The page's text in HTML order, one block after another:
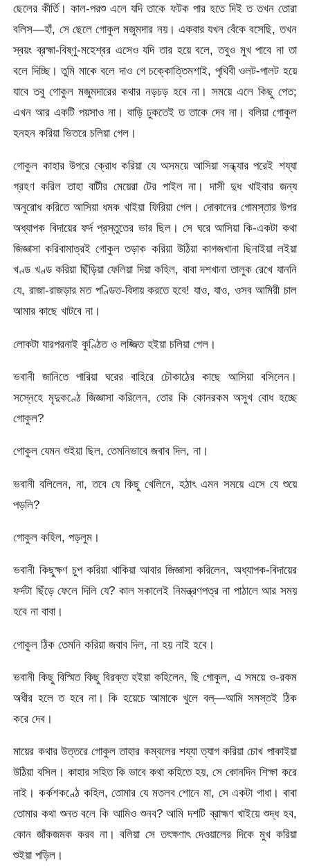
ছেলের কীর্তি। কাল-পরশু এলে যদি তাকে ফটক পার হতে দিই ত তখন তোরা
বলিস—হাঁ, সে ছেলে গোকুল মজুমদার নয়। একবার যখন বেঁকে বসেছি, তখন
স্বয়ং ব্রহ্মা-বিষ্ণু-মহেশ্বর এসেও যদি তার হয়ে বলে, তবুও মুখ পাবে না তা
বলে দিচ্ছি। তুমি মাকে বলে দাও গে চক্কোত্তিমশাই, পৃথিবী ওলট-পালট হয়ে
যাবে তবু গোকুল মজুমদারের কথার নড়চড় হবে না। সময়ে এলে কিছু পেত;
এখন আর একটি পয়সাও না। বাড়ি ঢুকতেই ত তাকে দেব না। বলিয়া গোকুল
হনহন করিয়া ভিতরে চলিয়া গেল।
গোকুল কাহার উপরে ক্রোধ করিয়া যে অসময়ে আসিয়া সন্ধ্যার পরেই শয্যা
গ্রহণ করিল তাহা বাটীর মেয়েরা টের পাইল না। দাসী দুধ খাইবার জন্য
অনুরোধ করিতে আসিয়া ধমক খাইয়া ফিরিয়া গেল। দোকানের গোমস্তার উপর
অধ্যাপক বিদায়ের ফর্দ প্রস্তুতের ভার ছিল। সে ঘরে আসিয়া কি-একটা কথা
জিজ্ঞাসা করিবামাত্রই গোকুল তড়াক করিয়া উঠিয়া কাগজখানা ছিনাইয়া লইয়া
খণ্ড খণ্ড করিয়া ছিঁড়িয়া ফেলিয়া দিয়া কহিল, বাবা দশখানা তালুক রেখে যাননি
যে, রাজা-রাজড়ার মত পণ্ডিত-বিদায় করতে হবে! যাও, যাও, ওসব আমিরী চাল
আমার কাছে খাটবে না।
লোকটা যারপরনাই কুণ্ঠিত ও লজ্জিত হইয়া চলিয়া গেল।
ভবানী জানিতে পারিয়া ঘরের বাহিরে চৌকাঠের কাছে আসিয়া বসিলেন।
সস্নেহে মৃদুকণ্ঠে জিজ্ঞাসা করিলেন, তোর কি কোনরকম অসুখ বোধ হচ্ছে
গোকুল?
গোকুল যেমন শুইয়া ছিল, তেমনিভাবে জবাব দিল, না।
ভবানী বলিলেন, না, তবে যে কিছু খেলিনে, হঠাৎ এমন সময়ে এসে যে শুয়ে
পড়লি?
গোকুল কহিল, পড়লুম।
ভবানী কিছুক্ষণ চুপ করিয়া থাকিয়া আবার জিজ্ঞাসা করিলেন, অধ্যাপক-বিদায়ের
ফর্দটা ছিঁড়ে ফেলে দিলি যে? কাল সকালেই নিমন্ত্রণপত্র না পাঠালে আর সময়
হবে না বাবা।
গোকুল ঠিক তেমনি করিয়া জবাব দিল, না হয় নাই হবে।
ভবানী কিছু বিস্মিত কিছু বিরক্ত হইয়া কহিলেন, ছি গোকুল, এ সময়ে ও-রকম
অধীর হলে ত হবে না। কি হয়েচে আমাকে খুলে বল্‌—আমি সমস্তই ঠিক
করে দেব।
মায়ের কথার উত্তরে গোকুল তাহার কম্বলের শয্যা ত্যাগ করিয়া চোখ পাকাইয়া
উঠিয়া বসিল। কাহার সহিত কি ভাবে কথা কহিতে হয়, সে কোনদিন শিক্ষা করে
নাই। কর্কশকণ্ঠে কহিল, তোমার যে মতলব শোনে মা, সে একটা গাধা। বাবা
তোমার কথা শুনত বলে কি আমিও শুনব? আমি দশটি ব্রাহ্মণ খাইয়ে শুদ্ধ হব,
কোন জাঁকজমক করব না। বলিয়া সে তৎক্ষণাৎ দেওয়ালের দিকে মুখ করিয়া
শুইয়া পড়িল।